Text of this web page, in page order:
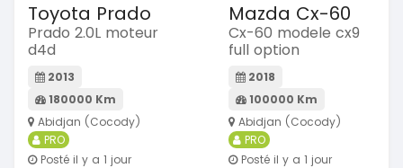
Toyota Prado
Prado 2.0L moteur
d4d
2013
180000 Km
Abidjan (Cocody)
PRO
Posté il y a 1 jour
Mazda Cx-60
Cx-60 modele cx9
full option
2018
100000 Km
Abidjan (Cocody)
PRO
Posté il y a 1 jour